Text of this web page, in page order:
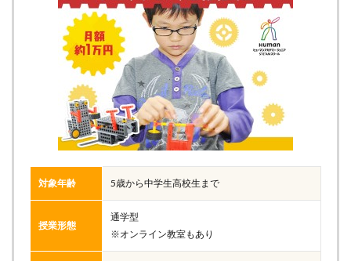
対象年齢 5歳から中学生高校生まで
授業形態
通学型
※オンライン教室もあり